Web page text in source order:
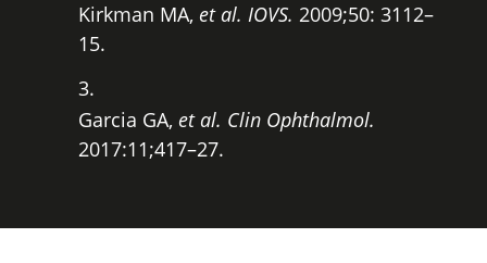
Kirkman MA, et al. IOVS. 2009;50: 3112–
15.
Garcia GA, et al. Clin Ophthalmol.
2017:11;417–27.